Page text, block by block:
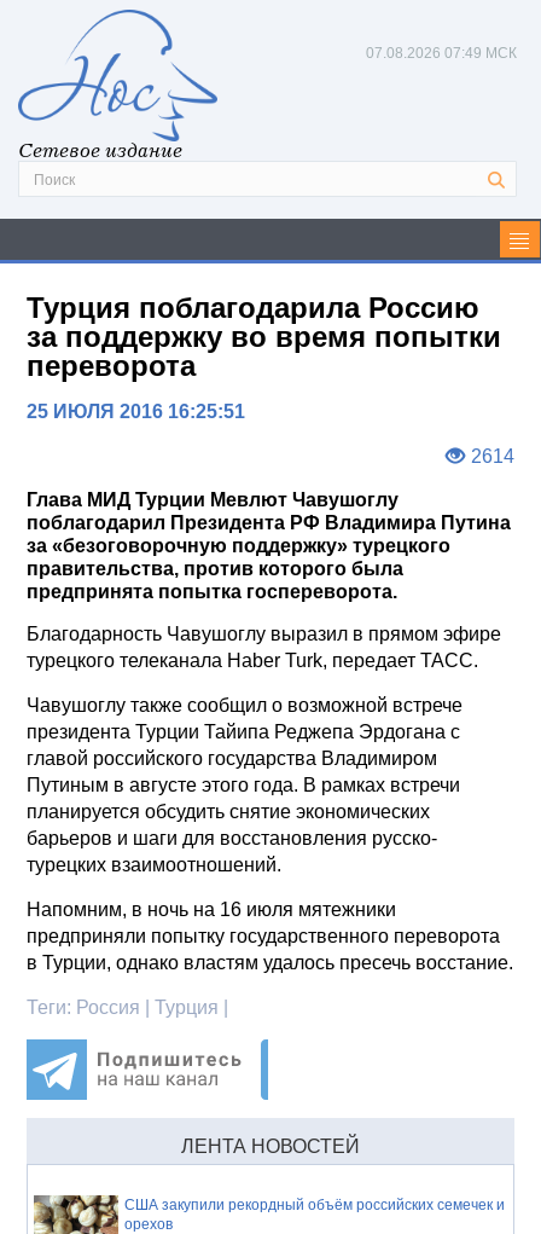
Сетевое издание
07.08.2026 07:49 МСК
Турция поблагодарила Россию
за поддержку во время попытки
переворота
25 ИЮЛЯ 2016 16:25:51
2614
Глава МИД Турции Мевлют Чавушоглу
поблагодарил Президента РФ Владимира Путина
за «безоговорочную поддержку» турецкого
правительства, против которого была
предпринята попытка госпереворота.
Благодарность Чавушоглу выразил в прямом эфире
турецкого телеканала Haber Turk, передает ТАСС.
Чавушоглу также сообщил о возможной встрече
президента Турции Тайипа Реджепа Эрдогана с
главой российского государства Владимиром
Путиным в августе этого года. В рамках встречи
планируется обсудить снятие экономических
барьеров и шаги для восстановления русско-
турецких взаимоотношений.
Напомним, в ночь на 16 июля мятежники
предприняли попытку государственного переворота
в Турции, однако властям удалось пресечь восстание.
Теги: Россия | Турция |
ЛЕНТА НОВОСТЕЙ
США закупили рекордный объём российских семечек и
орехов